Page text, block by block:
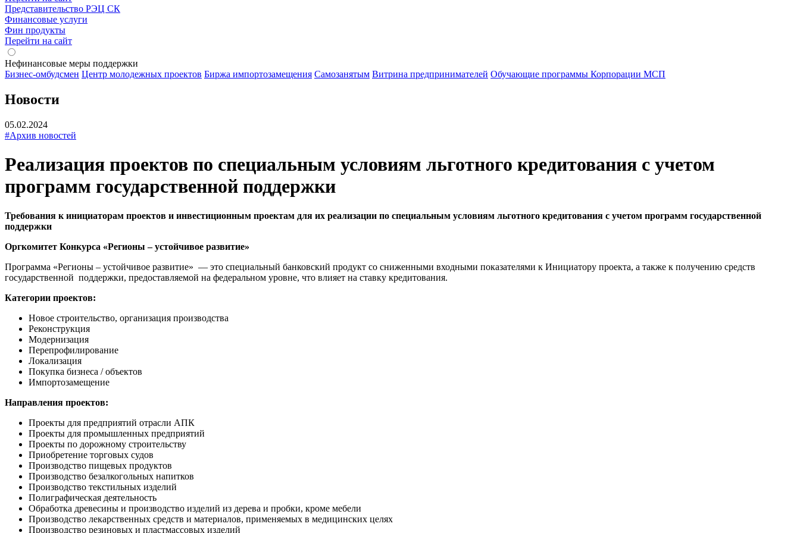
Представительство РЭЦ СК
Финансовые услуги
Фин продукты
Перейти на сайт
Нефинансовые меры поддержки
Бизнес-омбудсмен Центр молодежных проектов Биржа импортозамещения Cамозанятым Витрина предпринимателей Обучающие программы Корпорации МСП
Новости
05.02.2024
#Архив новостей
Реализация проектов по специальным условиям льготного кредитования с учетом
программ государственной поддержки
Требования к инициаторам проектов и инвестиционным проектам для их реализации по специальным условиям льготного кредитования с учетом программ государственной
поддержки
Оргкомитет Конкурса «Регионы – устойчивое развитие»
Программа «Регионы – устойчивое развитие» — это специальный банковский продукт со сниженными входными показателями к Инициатору проекта, а также к получению средств
государственной поддержки, предоставляемой на федеральном уровне, что влияет на ставку кредитования.
Категории проектов:
Новое строительство, организация производства
Реконструкция
Модернизация
Перепрофилирование
Локализация
Покупка бизнеса / объектов
Импортозамещение
Направления проектов:
Проекты для предприятий отрасли АПК
Проекты для промышленных предприятий
Проекты по дорожному строительству
Приобретение торговых судов
Производство пищевых продуктов
Производство безалкогольных напитков
Производство текстильных изделий
Полиграфическая деятельность
Обработка древесины и производство изделий из дерева и пробки, кроме мебели
Производство лекарственных средств и материалов, применяемых в медицинских целях
Производство резиновых и пластмассовых изделий